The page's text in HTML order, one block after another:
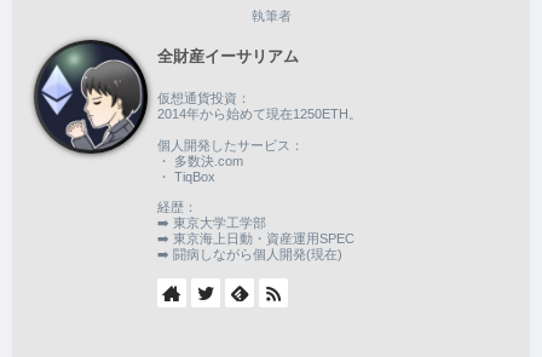
執筆者
全財産イーサリアム
仮想通貨投資：
2014年から始めて現在1250ETH。
個人開発したサービス：
・ 多数決.com
・ TiqBox
経歴：
➡️ 東京大学工学部
➡️ 東京海上日動・資産運用SPEC
➡️ 闘病しながら個人開発(現在)